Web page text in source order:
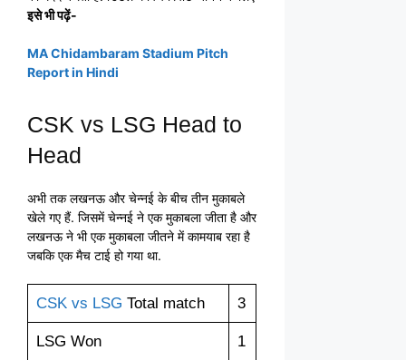
इसे भी पढ़ें-
MA Chidambaram Stadium Pitch
Report in Hindi
CSK vs LSG Head to
Head
अभी तक लखनऊ और चेन्नई के बीच तीन मुकाबले
खेले गए हैं. जिसमें चेन्नई ने एक मुकाबला जीता है और
लखनऊ ने भी एक मुकाबला जीतने में कामयाब रहा है
जबकि एक मैच टाई हो गया था.
CSK vs LSG Total match 3
LSG Won 1